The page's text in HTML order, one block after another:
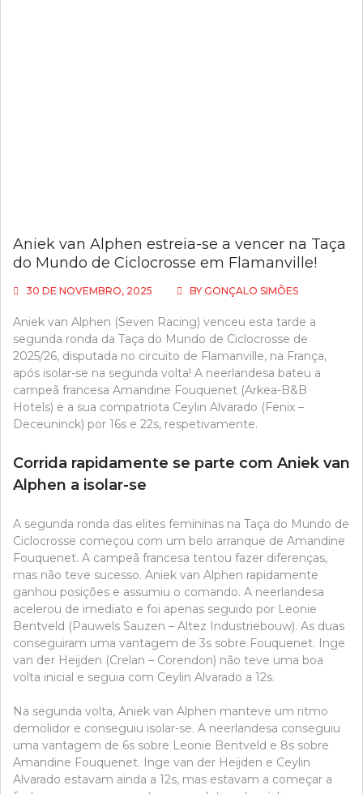
Aniek van Alphen estreia-se a vencer na Taça
do Mundo de Ciclocrosse em Flamanville!
30 DE NOVEMBRO, 2025 BY GONÇALO SIMÕES
Aniek van Alphen (Seven Racing) venceu esta tarde a
segunda ronda da Taça do Mundo de Ciclocrosse de
2025/26, disputada no circuito de Flamanville, na França,
após isolar-se na segunda volta! A neerlandesa bateu a
campeã francesa Amandine Fouquenet (Arkea-B&B
Hotels) e a sua compatriota Ceylin Alvarado (Fenix –
Deceuninck) por 16s e 22s, respetivamente.
Corrida rapidamente se parte com Aniek van
Alphen a isolar-se
A segunda ronda das elites femininas na Taça do Mundo de
Ciclocrosse começou com um belo arranque de Amandine
Fouquenet. A campeã francesa tentou fazer diferenças,
mas não teve sucesso. Aniek van Alphen rapidamente
ganhou posições e assumiu o comando. A neerlandesa
acelerou de imediato e foi apenas seguido por Leonie
Bentveld (Pauwels Sauzen – Altez Industriebouw). As duas
conseguiram uma vantagem de 3s sobre Fouquenet. Inge
van der Heijden (Crelan – Corendon) não teve uma boa
volta inicial e seguia com Ceylin Alvarado a 12s.
Na segunda volta, Aniek van Alphen manteve um ritmo
demolidor e conseguiu isolar-se. A neerlandesa conseguiu
uma vantagem de 6s sobre Leonie Bentveld e 8s sobre
Amandine Fouquenet. Inge van der Heijden e Ceylin
Alvarado estavam ainda a 12s, mas estavam a começar a